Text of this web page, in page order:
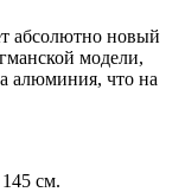
абсолютно новый
модели,
алюминия, что на
см.